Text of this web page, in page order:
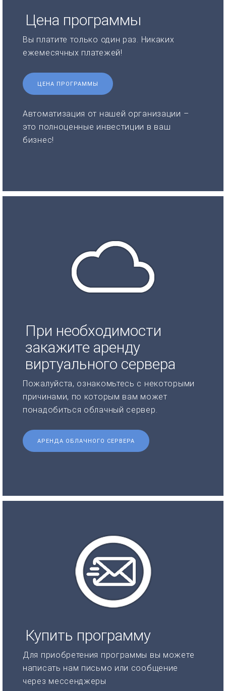
Цена программы
Вы платите только один раз. Никаких
ежемесячных платежей!
ЦЕНА ПРОГРАММЫ
Автоматизация от нашей организации –
это полноценные инвестиции в ваш
бизнес!
При необходимости
закажите аренду
виртуального сервера
Пожалуйста, ознакомьтесь с некоторыми
причинами, по которым вам может
понадобиться облачный сервер.
АРЕНДА ОБЛАЧНОГО СЕРВЕРА
Купить программу
Для приобретения программы вы можете
написать нам письмо или сообщение
через мессенджеры